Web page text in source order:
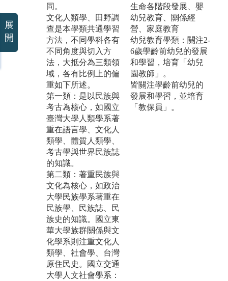
同。
文化人類學、田野調
查是本學類共通學習
方法，不同學科各有
不同角度與切入方
法，大抵分為三類領
域，各有比例上的偏
重如下所述。
第一類：是以民族與
考古為核心，如國立
臺灣大學人類學系著
重在語言學、文化人
類學、體質人類學、
考古學與世界民族誌
的知識。
第二類：著重民族與
文化為核心，如政治
大學民族學系著重在
民族學、民族誌、民
族史的知識。國立東
華大學族群關係與文
化學系則注重文化人
類學、社會學、台灣
原住民史。國立交通
大學人文社會學系：
生命各階段發展、嬰
幼兒教育、關係經
營、家庭教育
幼兒教育學類：關注2-
6歲學齡前幼兒的發展
和學習，培育「幼兒
園教師」。
皆關注學齡前幼兒的
發展和學習，並培育
「教保員」。
展
開